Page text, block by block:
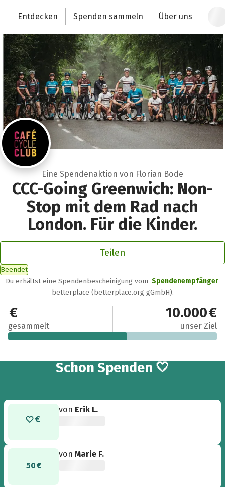
Deutschlands größte Spendenplattform
Entdecken Spenden sammeln Über uns
Eine Spendenaktion von Florian Bode
CCC-Going Greenwich: Non-
Stop mit dem Rad nach
London. Für die Kinder.
Teilen
Beendet
Du erhältst eine Spendenbescheinigung vom Spendenempfänger
betterplace (betterplace.org gGmbH).
5.690 €
gesammelt
10.000 €
unser Ziel
Schon 117
Spenden 🤍
von Erik L.
50 €
vonMarie F.